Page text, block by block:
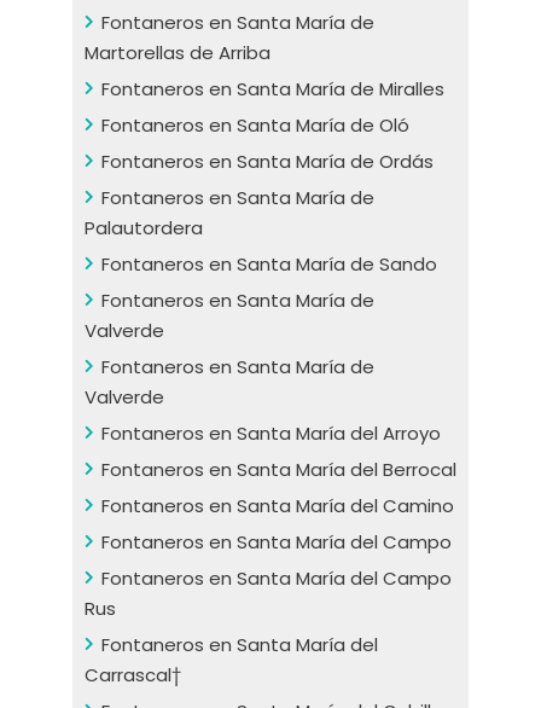
Fontaneros en Santa María de
Martorellas de Arriba
Fontaneros en Santa María de Miralles
Fontaneros en Santa María de Oló
Fontaneros en Santa María de Ordás
Fontaneros en Santa María de
Palautordera
Fontaneros en Santa María de Sando
Fontaneros en Santa María de
Valverde
Fontaneros en Santa María de
Valverde
Fontaneros en Santa María del Arroyo
Fontaneros en Santa María del Berrocal
Fontaneros en Santa María del Camino
Fontaneros en Santa María del Campo
Fontaneros en Santa María del Campo
Rus
Fontaneros en Santa María del
Carrascal†